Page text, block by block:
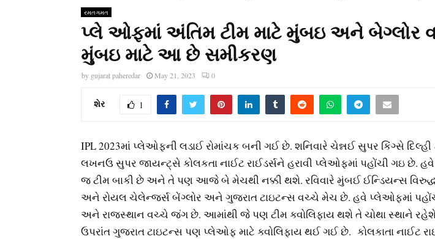
રમતગમત
પ્લે ઓફમાં અંતિમ ટીમ માટે મુંબઇ અને બેગ્લોર
મુંબઇ માટે આ છે સમીકરણ
by gujarat paheredar May 21, 2023 0
શેર 1
IPL 2023માં પ્લેઓફની લડાઈ રોમાંચક બની ગઈ છે. શનિવારે ચેન્નઈ સુપર કિંગ્સે
લખનઉ સુપર જાયન્ટ્સે કોલકતા નાઈટ રાઈડર્સને હરાવી પ્લેઓફમાં પહોંચી ગઇ છે.
જ ટીમ બાકી છે અને તે પણ આજે બે મેચથી નક્કી થશે. રવિવારે મુંબઈ ઈન્ડિયન્સ
અને રોયલ ચેલેન્જર્સ બેંગ્લોર અને ગુજરાત ટાઇટન્સ વચ્ચે મેચ છે. હવે પ્લેઓફમાં
અને રાજસ્થાન વચ્ચે જંગ છે. આમાંથી જે પણ ટીમ ક્વોલિફાય થશે તે ચોથા સ્થાને
ઉપરાંત ગુજરાત ટાઇટન્સ પણ પ્લેઓફ માટે ક્વોલિફાય થઈ ગઈ છે. કોલકાતા નાઈટ